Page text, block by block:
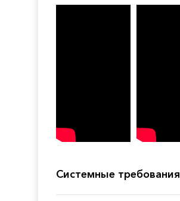
Системные требования